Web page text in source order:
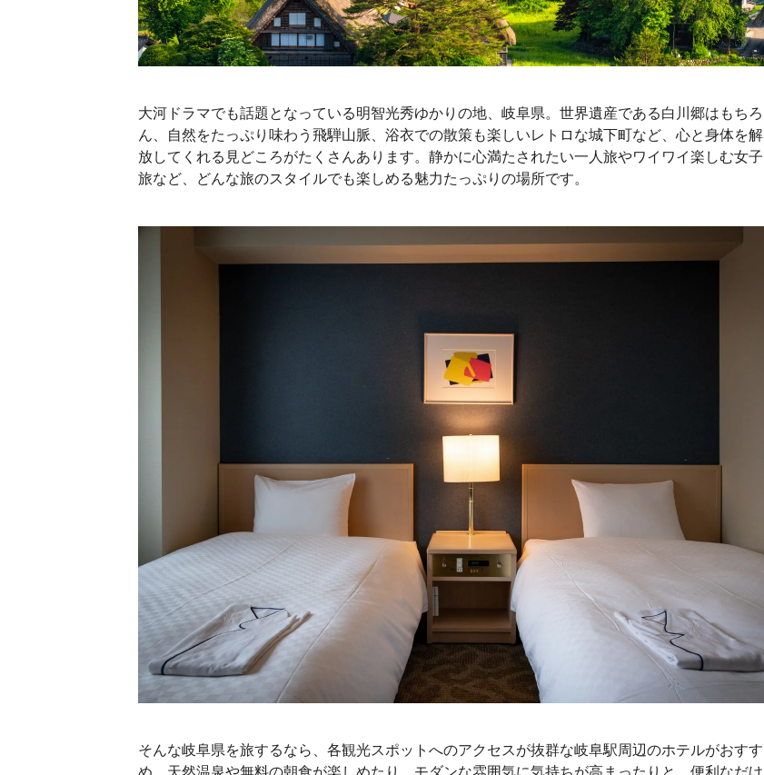
大河ドラマでも話題となっている明智光秀ゆかりの地、岐阜県。世界遺産である白川郷はもちろ
ん、自然をたっぷり味わう飛騨山脈、浴衣での散策も楽しいレトロな城下町など、心と身体を解
放してくれる見どころがたくさんあります。静かに心満たされたい一人旅やワイワイ楽しむ女子
旅など、どんな旅のスタイルでも楽しめる魅力たっぷりの場所です。
そんな岐阜県を旅するなら、各観光スポットへのアクセスが抜群な岐阜駅周辺のホテルがおすす